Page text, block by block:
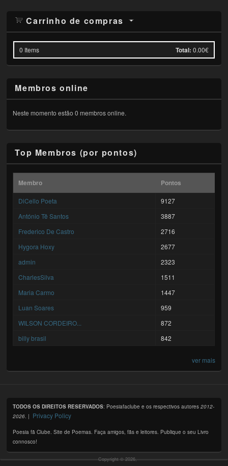
Carrinho de compras
0 Items Total: 0.00€
Membros online
Neste momento estão 0 membros online.
Top Membros (por pontos)
Membro Pontos
DiCello Poeta
9127
António Tê Santos
3887
Frederico De Castro
2716
Hygora Hoxy
2677
admin
2323
CharlesSilva
1511
Maria Carmo
1447
Luan Soares
959
WILSON CORDEIRO...
872
billy brasil
842
ver mais
TODOS OS DIREITOS RESERVADOS: Poesiafaclube e os respectivos autores2012-
2026. | Privacy Policy
Poesia fã Clube. Site de Poemas. Faça amigos, fãs e leitores. Publique o seu Livro
connosco!
Copyright © 2026,